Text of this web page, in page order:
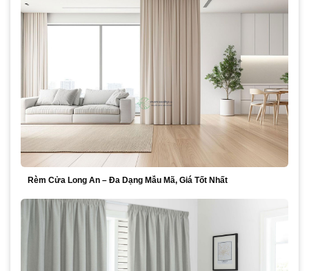
Rèm Cửa Long An – Đa Dạng Mẫu Mã, Giá Tốt Nhất